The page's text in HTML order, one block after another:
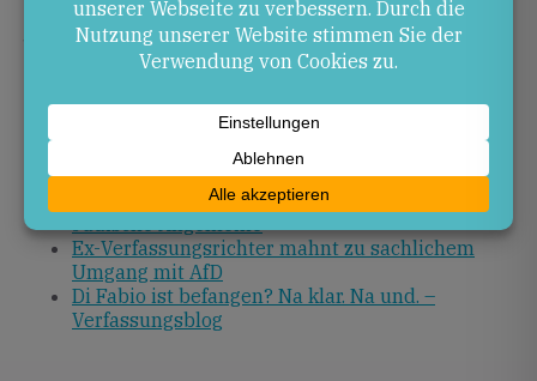
„scharfe Schwert“ der wehrhaften Demokratie zeigt
jedoch, dass juristische Instrumente und sachliche
politische Auseinandersetzung Hand in Hand gehen
Quellen
Ex-Verfassungsrichter: AfD-Verbot denkbar –
Jüdische Allgemeine
Ex-Verfassungsrichter mahnt zu sachlichem
Umgang mit AfD
Di Fabio ist befangen? Na klar. Na und. –
Verfassungsblog